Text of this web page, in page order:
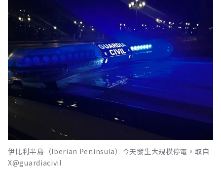
伊比利半島（Iberian Peninsula）今天發生大規模停電。取自
X@guardiacivil